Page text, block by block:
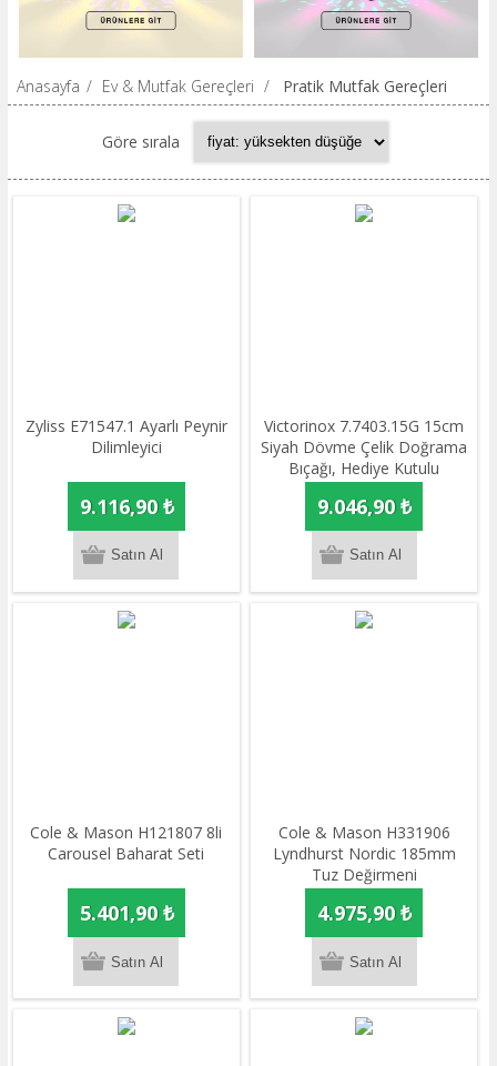
Anasayfa / Ev & Mutfak Gereçleri / Pratik Mutfak Gereçleri
Göre sırala
​​Zyliss E71547.1 Ayarlı Peynir
Dilimleyici
9.116,90 ₺
Victorinox 7.7403.15G 15cm
Siyah Dövme Çelik Doğrama
Bıçağı, Hediye Kutulu
9.046,90 ₺
​Cole & Mason H121807 8li
Carousel Baharat Seti
5.401,90 ₺
​Cole & Mason H331906
Lyndhurst Nordic 185mm
Tuz Değirmeni
4.975,90 ₺